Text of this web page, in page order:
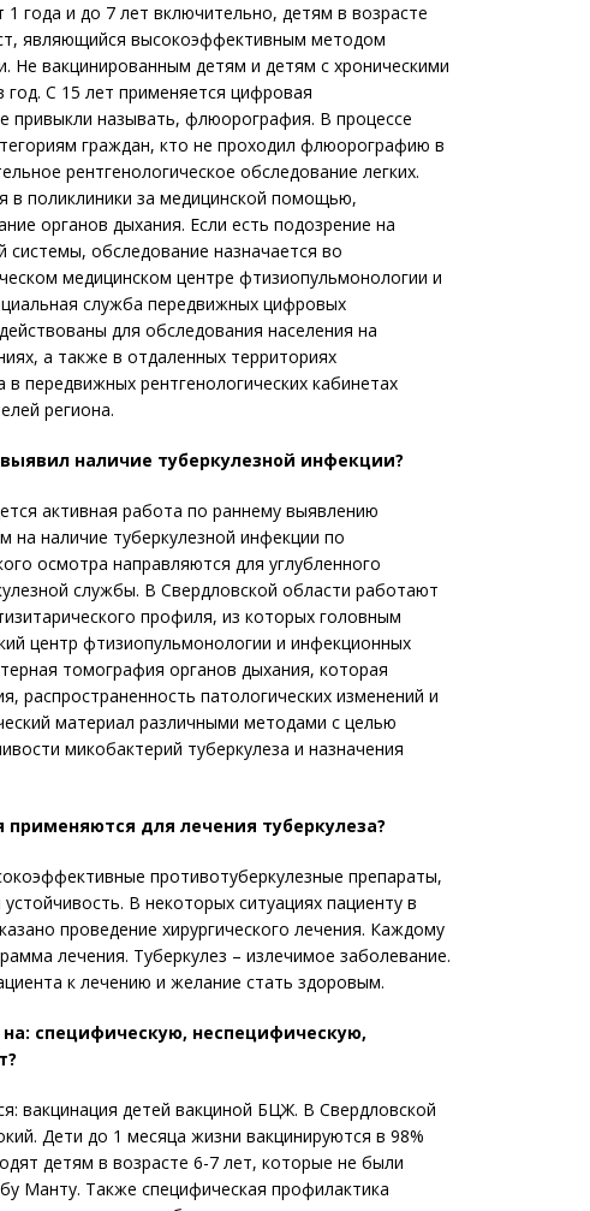
года и до 7 лет включительно, детям в возрасте
являющийся высокоэффективным методом
Не вакцинированным детям и детям с хроническими
С 15 лет применяется цифровая
привыкли называть, флюорография. В процессе
граждан, кто не проходил флюорографию в
рентгенологическое обследование легких.
поликлиники за медицинской помощью,
органов дыхания. Если есть подозрение на
обследование назначается во
медицинском центре фтизиопульмонологии и
служба передвижных цифровых
для обследования населения на
а также в отдаленных территориях
передвижных рентгенологических кабинетах
региона.
наличие туберкулезной инфекции?
активная работа по раннему выявлению
на наличие туберкулезной инфекции по
осмотра направляются для углубленного
службы. В Свердловской области работают
профиля, из которых головным
центр фтизиопульмонологии и инфекционных
томография органов дыхания, которая
распространенность патологических изменений и
материал различными методами с целью
микобактерий туберкулеза и назначения
для лечения туберкулеза?
противотуберкулезные препараты,
В некоторых ситуациях пациенту в
проведение хирургического лечения. Каждому
лечения. Туберкулез – излечимое заболевание.
к лечению и желание стать здоровым.
специфическую, неспецифическую,
вакцинация детей вакциной БЦЖ. В Свердловской
Дети до 1 месяца жизни вакцинируются в 98%
детям в возрасте 6-7 лет, которые не были
Манту. Также специфическая профилактика